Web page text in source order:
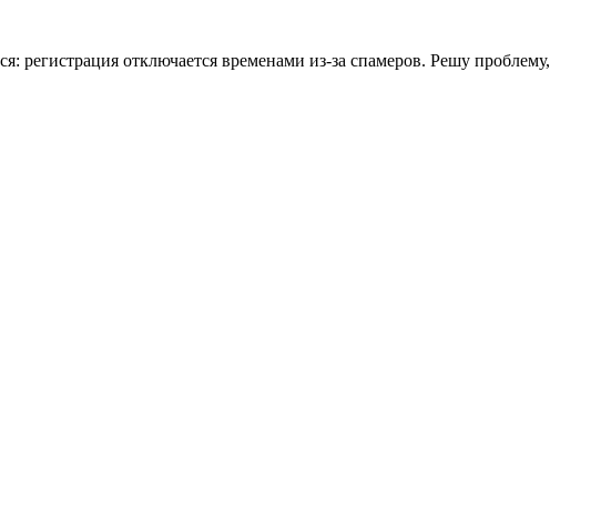
отключается временами из-за спамеров. Решу проблему,